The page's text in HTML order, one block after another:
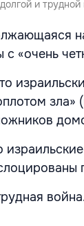
и
«очень
зла»